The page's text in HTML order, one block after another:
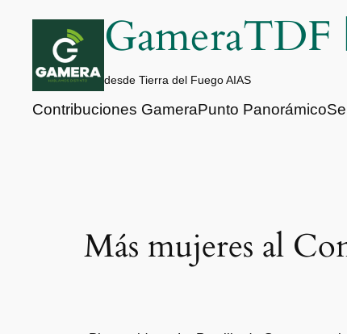
contenido
desde Tierra del Fuego AIAS
Contribuciones GameraPunto Panorámico
Más mujeres al